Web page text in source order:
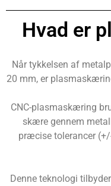
Hvad er
Når tykkelsen af
20 mm, er
CNC-plasmaskæring
skære gennem
præcise tolerancer
Denne teknologi